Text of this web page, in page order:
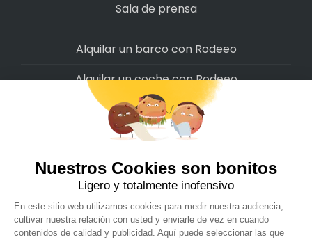
Sala de prensa
Alquilar un barco con Rodeeo
Alquilar un coche con Rodeeo
Alquilar una moto con Rodeeo
Alquilar una scooter con Rodeeo
Alquilar una bicicleta con Rodeeo
Alquilar una autocaravana con Rodeeo